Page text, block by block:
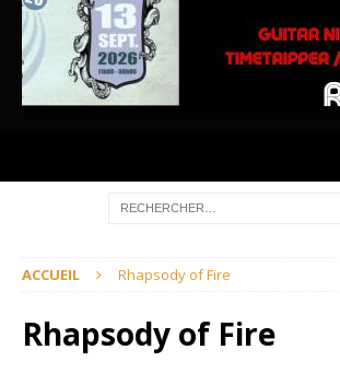
ACCUEIL Rhapsody of Fire
Rhapsody of Fire